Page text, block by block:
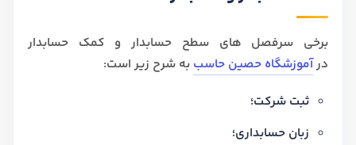
برخی سرفصل های سطح حسابدار و کمک حسابدار
درآموزشگاه حصین حاسب به شرح زیر است:
ثبت شرکت؛
زبان حسابداری؛